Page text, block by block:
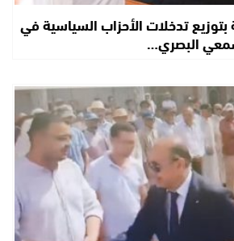
بتوزيع تدخلات الأحزاب السياسية في
البصري…